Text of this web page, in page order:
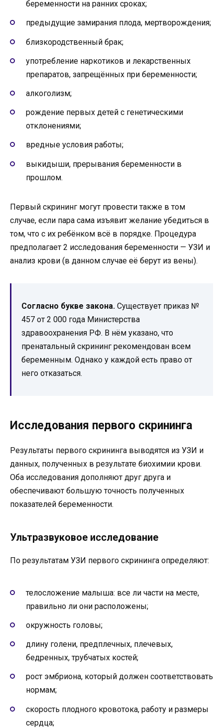
беременности на ранних сроках;
предыдущие замирания плода, мертворождения;
близкородственный брак;
употребление наркотиков и лекарственных
препаратов, запрещённых при беременности;
алкоголизм;
рождение первых детей с генетическими
отклонениями;
вредные условия работы;
выкидыши, прерывания беременности в
прошлом.
Первый скрининг могут провести также в том
случае, если пара сама изъявит желание убедиться в
том, что с их ребёнком всё в порядке. Процедура
предполагает 2 исследования беременности — УЗИ и
анализ крови (в данном случае её берут из вены).
Согласно букве закона. Существует приказ №
457 от 2 000 года Министерства
здравоохранения РФ. В нём указано, что
пренатальный скрининг рекомендован всем
беременным. Однако у каждой есть право от
него отказаться.
Исследования первого скрининга
Результаты первого скрининга выводятся из УЗИ и
данных, полученных в результате биохимии крови.
Оба исследования дополняют друг друга и
обеспечивают большую точность полученных
показателей беременности.
Ультразвуковое исследование
По результатам УЗИ первого скрининга определяют:
телосложение малыша: все ли части на месте,
правильно ли они расположены;
окружность головы;
длину голени, предплечных, плечевых,
бедренных, трубчатых костей;
рост эмбриона, который должен соответствовать
нормам;
скорость плодного кровотока, работу и размеры
сердца;